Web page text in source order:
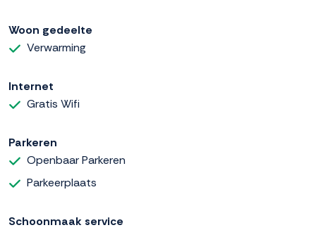
Woon gedeelte
Verwarming
Internet
Gratis Wifi
Parkeren
Openbaar Parkeren
Parkeerplaats
Schoonmaak service